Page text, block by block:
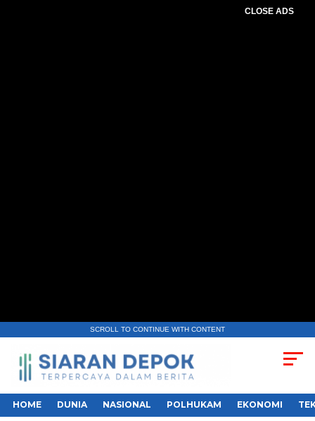
CLOSE ADS
SCROLL TO CONTINUE WITH CONTENT
HOME DUNIA NASIONAL POLHUKAM EKONOMI